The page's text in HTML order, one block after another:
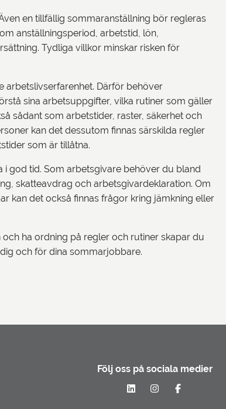
en tillfällig sommaranställning bör regleras
anställningsperiod, arbetstid, lön,
Tydliga villkor minskar risken för
arbetslivserfarenhet. Därför behöver
sina arbetsuppgifter, vilka rutiner som gäller
sådant som arbetstider, raster, säkerhet och
kan det dessutom finnas särskilda regler
som är tillåtna.
i god tid. Som arbetsgivare behöver du bland
skatteavdrag och arbetsgivardeklaration. Om
kan det också finnas frågor kring jämkning eller
ha ordning på regler och rutiner skapar du
och för dina sommarjobbare.
Följ oss på sociala medier